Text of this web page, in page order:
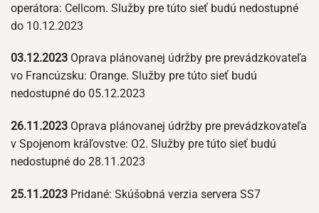
operátora: Cellcom. Služby pre túto sieť budú nedostupné
do 10.12.2023
03.12.2023 Oprava plánovanej údržby pre prevádzkovateľa
vo Francúzsku: Orange. Služby pre túto sieť budú
nedostupné do 05.12.2023
26.11.2023 Oprava plánovanej údržby pre prevádzkovateľa
v Spojenom kráľovstve: O2. Služby pre túto sieť budú
nedostupné do 28.11.2023
25.11.2023 Pridané: Skúšobná verzia servera SS7